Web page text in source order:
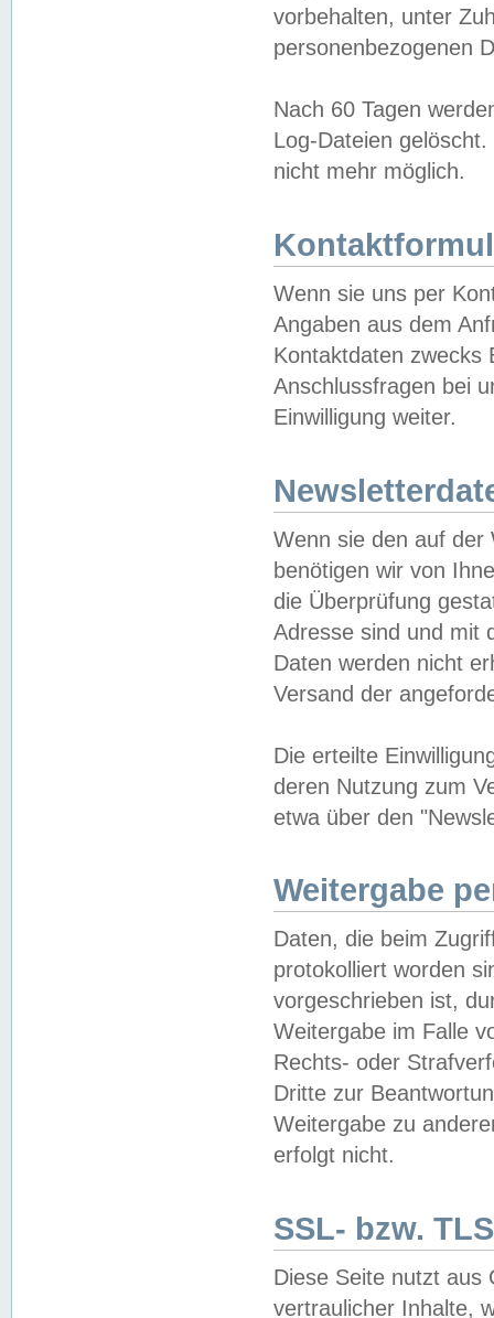
vorbehalten, unter
personenbezogenen
Nach 60 Tagen
Log-Dateien
nicht mehr möglich.
Wenn sie uns per
Angaben aus dem
Kontaktdaten zwecks
Anschlussfragen bei
Einwilligung weiter.
Wenn sie den auf der
benötigen wir von
die Überprüfung
Adresse sind und mit
Daten werden nicht
Versand der
Die erteilte
deren Nutzung zum
etwa über den
Weitergabe
Daten, die beim
protokolliert worden
vorgeschrieben ist,
Weitergabe im Falle
Rechts- oder
Dritte zur
Weitergabe zu
erfolgt nicht.
SSL- bzw.
Diese Seite nutzt aus
vertraulicher Inhalte,